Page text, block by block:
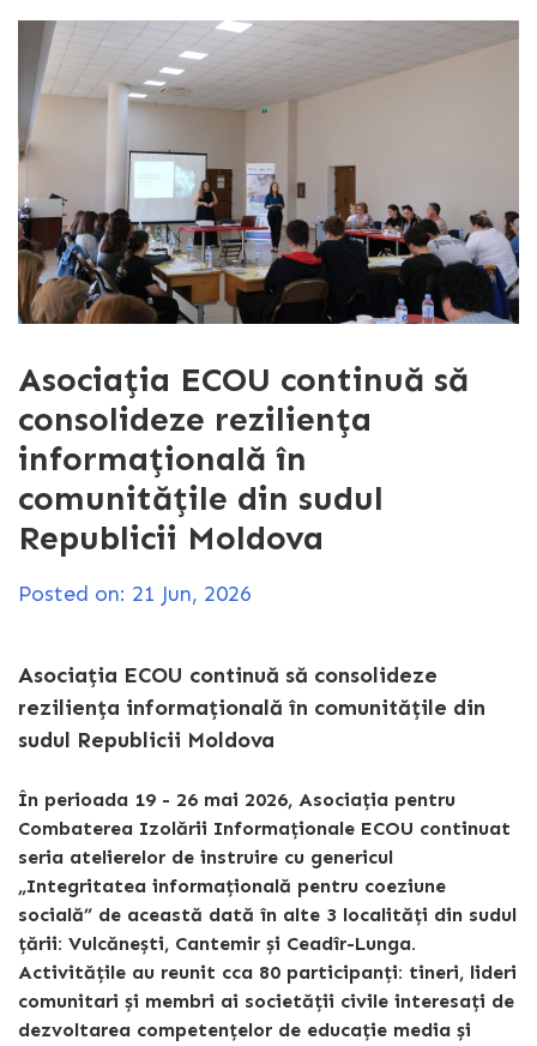
Asociația ECOU continuă să
consolideze reziliența
informațională în
comunitățile din sudul
Republicii Moldova
Posted on: 21 Jun, 2026
Asociația ECOU continuă să consolideze
reziliența informațională în comunitățile din
sudul Republicii Moldova
În perioada 19 - 26 mai 2026, Asociația pentru
Combaterea Izolării Informaționale ECOU continuat
seria atelierelor de instruire cu genericul
„Integritatea informațională pentru coeziune
socială” de această dată în alte 3 localități din sudul
țării: Vulcănești, Cantemir și Ceadîr-Lunga.
Activitățile au reunit cca 80 participanți: tineri, lideri
comunitari și membri ai societății civile interesați de
dezvoltarea competențelor de educație media și